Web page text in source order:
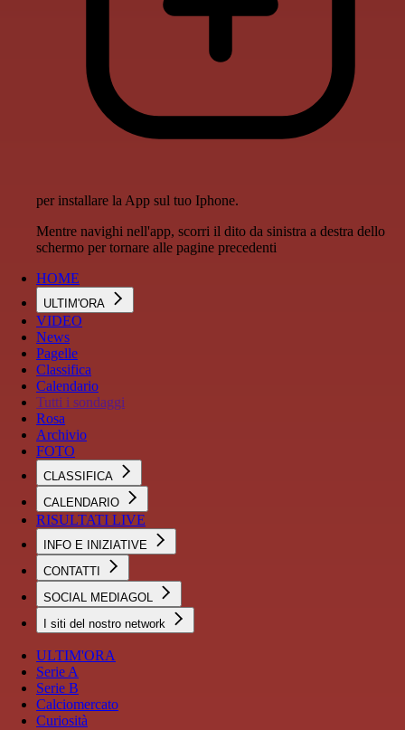
per installare la App sul tuo Iphone.
Mentre navighi nell'app, scorri il dito da sinistra a destra dello
schermo per tornare alle pagine precedenti
HOME
ULTIM'ORA
VIDEO
News
Pagelle
Classifica
Calendario
Tutti i sondaggi
Rosa
Archivio
FOTO
CLASSIFICA
CALENDARIO
RISULTATI LIVE
INFO E INIZIATIVE
CONTATTI
SOCIAL MEDIAGOL
I siti del nostro network
ULTIM'ORA
Serie A
Serie B
Calciomercato
Curiosità